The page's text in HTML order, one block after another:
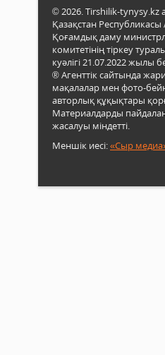
© 2026. Tirshilik-tynysy.kz
Қазақстан
Қоғамдық даму
комитетінің тіркеу
куәлігі 21.07.2022 жылы
® Агенттік сайтында
мақалалар мен фото-
авторлық құқықтары
Материалдарды
жасалуы міндетті.
Меншік иесі:«Сыр